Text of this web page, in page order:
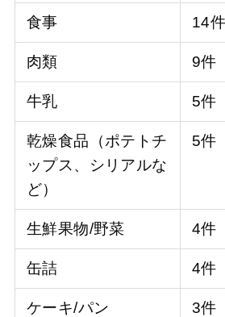
食事 14件
肉類 9件
牛乳 5件
乾燥食品（ポテトチ
ップス、シリアルな
ど）
5件
生鮮果物/野菜 4件
缶詰 4件
ケーキ/パン 3件